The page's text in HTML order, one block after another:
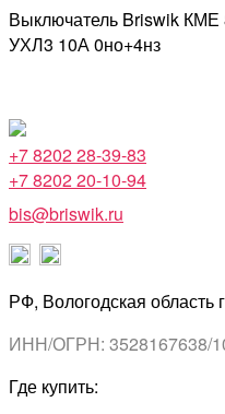
Выключатель Briswik КМЕ
УХЛ3 10А 0но+4нз
+7 8202 28-39-83
+7 8202 20-10-94
bis@briswik.ru
РФ, Вологодская область
ИНН/ОГРН: 3528167638/
Где купить: